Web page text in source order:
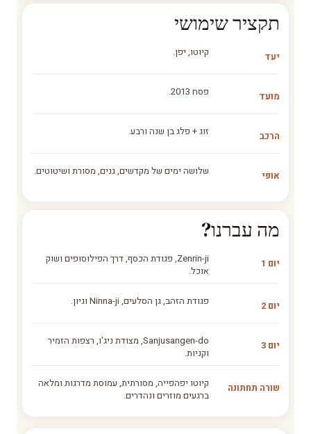
תקציר שימושי
יעד קיוטו, יפן.
מועד פסח 2013.
הרכב זוג + פלג בן שנה ורבע.
אופי שלושה ימים של מקדשים, גנים, מסורת ושיטוטים.
מה עברנו?
יום 1
Zenrin-ji, פגודת הכסף, דרך הפילוסופים ושוק
אוכל.
יום 2 פגודת הזהב, גן הסלעים, Ninna-ji וגיון.
יום 3
Sanjusangen-do, מצודת ניג'ו, רצפות הזמיר
וקניות.
שורה תחתונה
קיוטו יפהפייה, מסורתית, עמוסת מדרגות ומלאה
ברגעים מוזרים ונהדרים.